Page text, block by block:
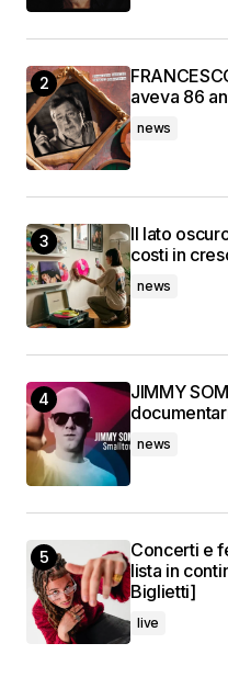
aveva 86
news
Il lato
costi in
news
JIMMY
news
Concerti e
lista in
Biglietti]
live